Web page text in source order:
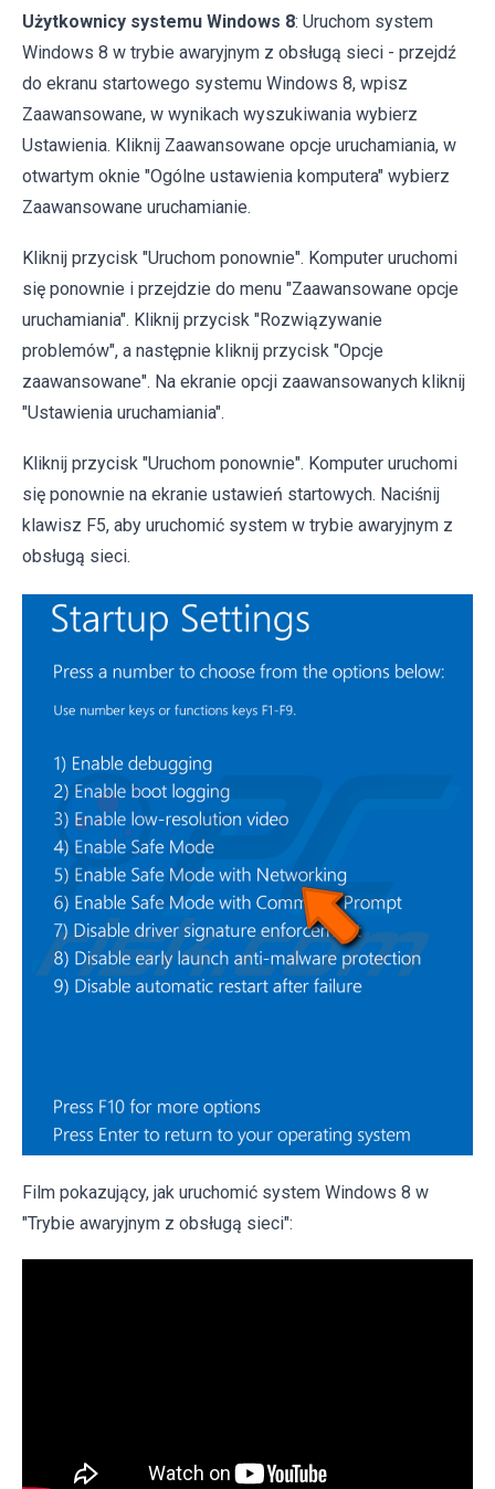
Użytkownicy systemu Windows 8: Uruchom system
Windows 8 w trybie awaryjnym z obsługą sieci - przejdź
do ekranu startowego systemu Windows 8, wpisz
Zaawansowane, w wynikach wyszukiwania wybierz
Ustawienia. Kliknij Zaawansowane opcje uruchamiania, w
otwartym oknie "Ogólne ustawienia komputera" wybierz
Zaawansowane uruchamianie.
Kliknij przycisk "Uruchom ponownie". Komputer uruchomi
się ponownie i przejdzie do menu "Zaawansowane opcje
uruchamiania". Kliknij przycisk "Rozwiązywanie
problemów", a następnie kliknij przycisk "Opcje
zaawansowane". Na ekranie opcji zaawansowanych kliknij
"Ustawienia uruchamiania".
Kliknij przycisk "Uruchom ponownie". Komputer uruchomi
się ponownie na ekranie ustawień startowych. Naciśnij
klawisz F5, aby uruchomić system w trybie awaryjnym z
obsługą sieci.
Film pokazujący, jak uruchomić system Windows 8 w
"Trybie awaryjnym z obsługą sieci":